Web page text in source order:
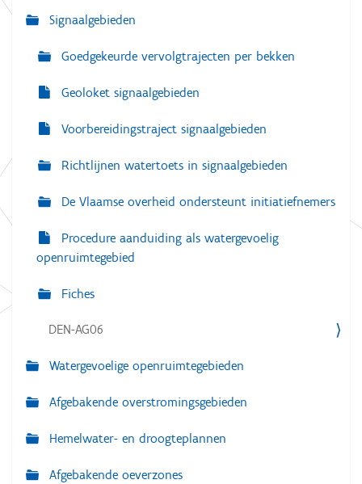
Signaalgebieden
Goedgekeurde vervolgtrajecten per bekken
Geoloket signaalgebieden
Voorbereidingstraject signaalgebieden
Richtlijnen watertoets in signaalgebieden
De Vlaamse overheid ondersteunt initiatiefnemers
Procedure aanduiding als watergevoelig
openruimtegebied
Fiches
DEN-AG06
Watergevoelige openruimtegebieden
Afgebakende overstromingsgebieden
Hemelwater- en droogteplannen
Afgebakende oeverzones